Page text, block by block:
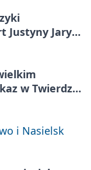
Justyny Jary i
w Twierdzy
i Nasielsk